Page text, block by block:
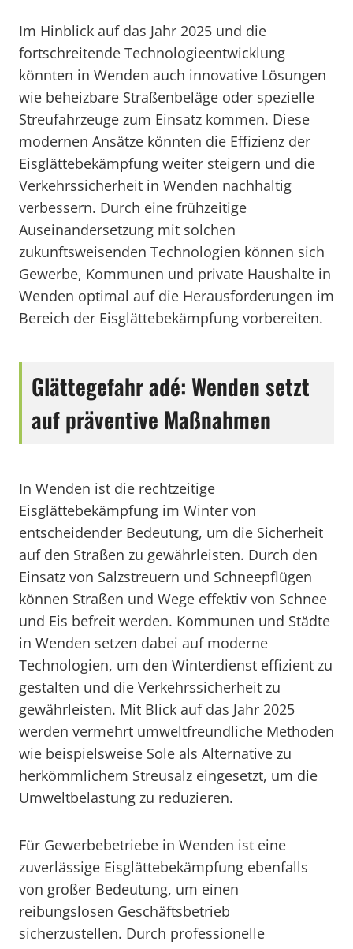
Im Hinblick auf das Jahr 2025 und die
fortschreitende Technologieentwicklung
könnten in Wenden auch innovative Lösungen
wie beheizbare Straßenbeläge oder spezielle
Streufahrzeuge zum Einsatz kommen. Diese
modernen Ansätze könnten die Effizienz der
Eisglättebekämpfung weiter steigern und die
Verkehrssicherheit in Wenden nachhaltig
verbessern. Durch eine frühzeitige
Auseinandersetzung mit solchen
zukunftsweisenden Technologien können sich
Gewerbe, Kommunen und private Haushalte in
Wenden optimal auf die Herausforderungen im
Bereich der Eisglättebekämpfung vorbereiten.
Glättegefahr adé: Wenden setzt
auf präventive Maßnahmen
In Wenden ist die rechtzeitige
Eisglättebekämpfung im Winter von
entscheidender Bedeutung, um die Sicherheit
auf den Straßen zu gewährleisten. Durch den
Einsatz von Salzstreuern und Schneepflügen
können Straßen und Wege effektiv von Schnee
und Eis befreit werden. Kommunen und Städte
in Wenden setzen dabei auf moderne
Technologien, um den Winterdienst effizient zu
gestalten und die Verkehrssicherheit zu
gewährleisten. Mit Blick auf das Jahr 2025
werden vermehrt umweltfreundliche Methoden
wie beispielsweise Sole als Alternative zu
herkömmlichem Streusalz eingesetzt, um die
Umweltbelastung zu reduzieren.
Für Gewerbebetriebe in Wenden ist eine
zuverlässige Eisglättebekämpfung ebenfalls
von großer Bedeutung, um einen
reibungslosen Geschäftsbetrieb
sicherzustellen. Durch professionelle